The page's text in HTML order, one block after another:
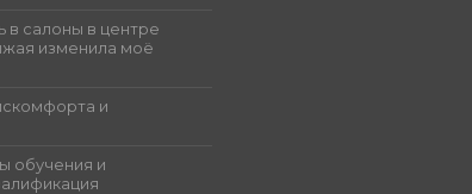
в салоны в центре
изменила моё
и
обучения и